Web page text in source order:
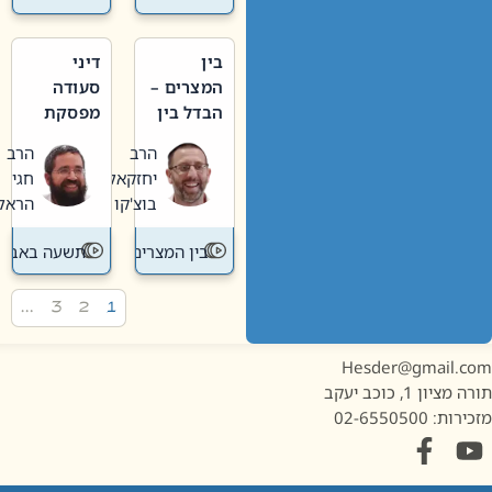
בין
המצרים –
הבדל בין
חדשה
לישנה
הרב
יחזקאל
בוצ'קו
בין המצרים
דיני
סעודה
מפסקת
תשעה
באב
הרב
חגי
הראל
תשעה באב
1, כוכב יעקב
02-6550500